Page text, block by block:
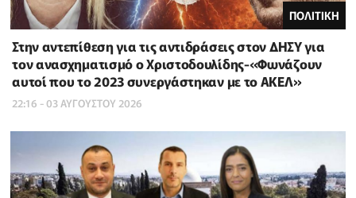
ΠΟΛΙΤΙΚΗ
Στην αντεπίθεση για τις αντιδράσεις στον ΔΗΣΥ για
τον ανασχηματισμό ο Χριστοδουλίδης-«Φωνάζουν
αυτοί που το 2023 συνεργάστηκαν με το ΑΚΕΛ»
22:16 - 03 ΑΥΓΟΥΣΤΟΥ 2026